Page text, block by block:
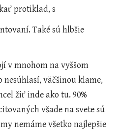
protiklad, s
Také sú hlbšie
nesúhlasí, väčšinou klame,
žiť inde ako tu. 90%
všade na svete sú
nemáme všetko najlepšie